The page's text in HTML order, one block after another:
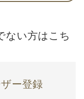
ない方はこち
ー登録